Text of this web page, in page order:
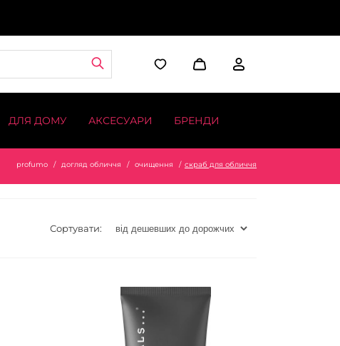
ДЛЯ ДОМУ АКСЕСУАРИ БРЕНДИ
profumo догляд обличчя очищення скраб для обличчя
Сортувати: